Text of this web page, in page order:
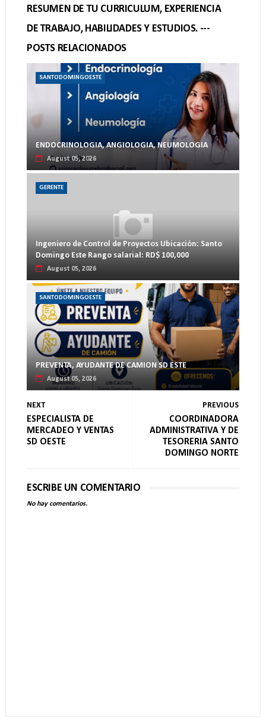
RESUMEN DE TU CURRICULUM, EXPERIENCIA
DE TRABAJO, HABILIDADES Y ESTUDIOS. ---
POSTS RELACIONADOS
SANTODOMINGOESTE
ENDOCRINOLOGIA, ANGIOLOGIA, NEUMOLOGIA
August 05, 2026
GERENTE
Ingeniero de Control de Proyectos Ubicación: Santo
Domingo Este Rango salarial: RD$ 100,000
August 05, 2026
SANTODOMINGOESTE
PREVENTA, AYUDANTE DE CAMION SD ESTE
August 05, 2026
NEXT
ESPECIALISTA DE
MERCADEO Y VENTAS
SD OESTE
PREVIOUS
COORDINADORA
ADMINISTRATIVA Y DE
TESORERIA SANTO
DOMINGO NORTE
ESCRIBE UN COMENTARIO
No hay comentarios.